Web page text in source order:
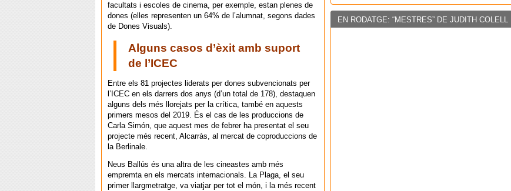
facultats i escoles de cinema, per exemple, estan plenes de
dones (elles representen un 64% de l’alumnat, segons dades
de Dones Visuals).
Alguns casos d’èxit amb suport
de l’ICEC
Entre els 81 projectes liderats per dones subvencionats per
l’ICEC en els darrers dos anys (d’un total de 178), destaquen
alguns dels més llorejats per la crítica, també en aquests
primers mesos del 2019. És el cas de les produccions de
Carla Simón, que aquest mes de febrer ha presentat el seu
projecte més recent, Alcarràs, al mercat de coproduccions de
la Berlinale.
Neus Ballús és una altra de les cineastes amb més
empremta en els mercats internacionals. La Plaga, el seu
primer llargmetratge, va viatjar per tot el món, i la més recent
EN RODATGE: “MESTRES” DE JUDITH COLELL